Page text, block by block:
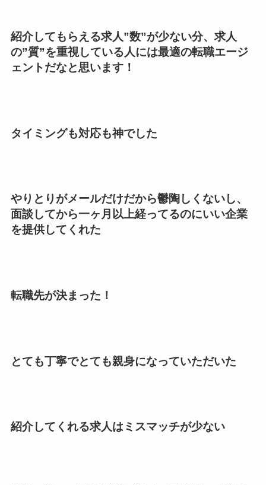
紹介してもらえる求人”数”が少ない分、求人
の”質”を重視している人には最適の転職エージ
ェントだなと思います！
タイミングも対応も神でした
やりとりがメールだけだから鬱陶しくないし、
面談してから一ヶ月以上経ってるのにいい企業
を提供してくれた
転職先が決まった！
とても丁寧でとても親身になっていただいた
紹介してくれる求人はミスマッチが少ない